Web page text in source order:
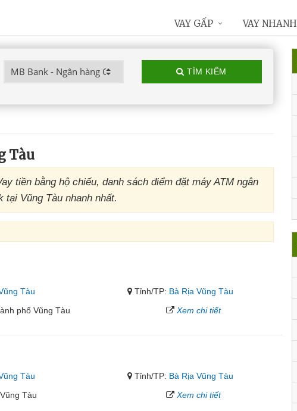
TÌM KIẾM
Tàu
tiền bằng hộ chiếu, danh sách điểm đặt máy ATM ngân
Vũng Tàu nhanh nhất.
Tàu Tỉnh/TP: Bà Rịa Vũng Tàu
phố Vũng Tàu
Xem chi tiết
Tàu Tỉnh/TP: Bà Rịa Vũng Tàu
Tàu
Xem chi tiết
VAY GẤP VAY NHANH